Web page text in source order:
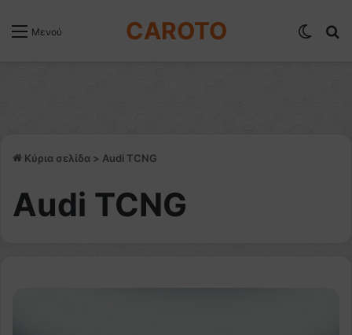
Μενού CAROTO
Κύρια σελίδα > Audi TCNG
Audi TCNG